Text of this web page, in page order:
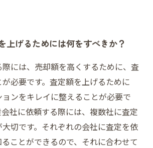
上げるためには何をすべきか？
には、売却額を高くするために、査
必要です。査定額を上げるために
ンをキレイに整えることが必要で
社に依頼する際には、複数社に査定
切です。それぞれの会社に査定を依
ことができるので、それに合わせて